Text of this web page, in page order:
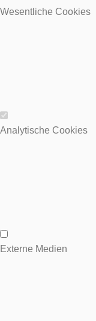
Wesentliche Cookies
Wesentliche Cookies
Analytische Cookies
Analytische Cookies
Externe Medien